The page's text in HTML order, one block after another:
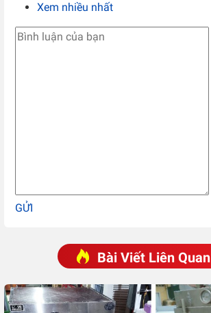
Xem nhiều nhất
GỬI
Bài Viết Liên Quan